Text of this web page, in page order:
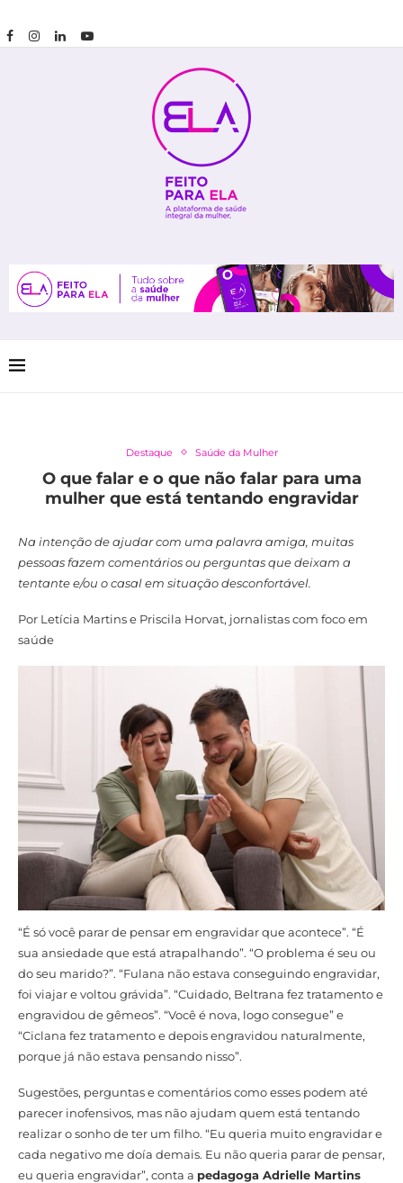
Destaque Saúde da Mulher
O que falar e o que não falar para uma
mulher que está tentando engravidar
Na intenção de ajudar com uma palavra amiga, muitas
pessoas fazem comentários ou perguntas que deixam a
tentante e/ou o casal em situação desconfortável.
Por Letícia Martins e Priscila Horvat, jornalistas com foco em
saúde
“É só você parar de pensar em engravidar que acontece”. “É
sua ansiedade que está atrapalhando”. “O problema é seu ou
do seu marido?”. “Fulana não estava conseguindo engravidar,
foi viajar e voltou grávida”. “Cuidado, Beltrana fez tratamento e
engravidou de gêmeos”. “Você é nova, logo consegue” e
“Ciclana fez tratamento e depois engravidou naturalmente,
porque já não estava pensando nisso”.
Sugestões, perguntas e comentários como esses podem até
parecer inofensivos, mas não ajudam quem está tentando
realizar o sonho de ter um filho. “Eu queria muito engravidar e
cada negativo me doía demais. Eu não queria parar de pensar,
eu queria engravidar”, conta a pedagoga Adrielle Martins